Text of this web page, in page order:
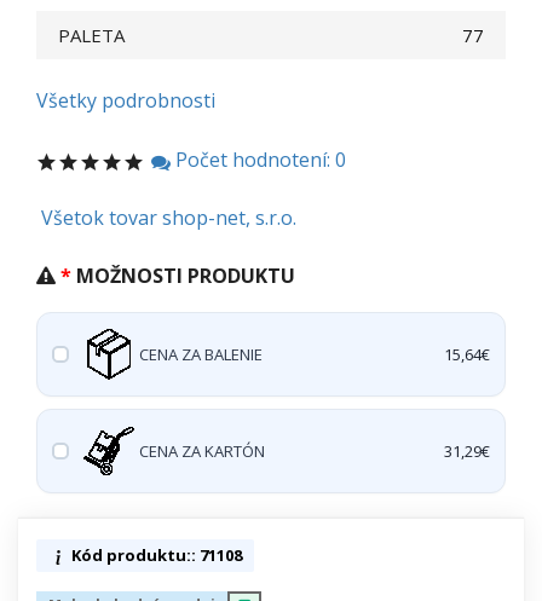
PALETA
77
Všetky podrobnosti
Počet hodnotení: 0
Všetok tovar shop-net, s.r.o.
MOŽNOSTI PRODUKTU
CENA ZA BALENIE 15,64€
CENA ZA KARTÓN 31,29€
Kód produktu:: 71108